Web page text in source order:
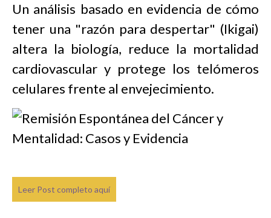
Un análisis basado en evidencia de cómo
tener una "razón para despertar" (Ikigai)
altera la biología, reduce la mortalidad
cardiovascular y protege los telómeros
celulares frente al envejecimiento.
Leer Post completo aquí